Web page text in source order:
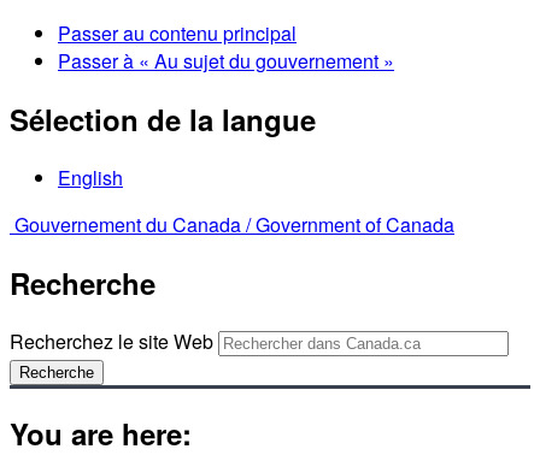
Passer au contenu principal
Passer à « Au sujet du gouvernement »
Sélection de la langue
English
Gouvernement du Canada /Government of Canada
Recherche
Recherchez le site Web
Recherche
You are here: